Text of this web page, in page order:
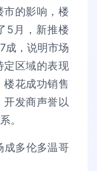
市的影响，楼
5月，新推楼
成，说明市场
定区域的表现
花成功销售
发商声誉以
。